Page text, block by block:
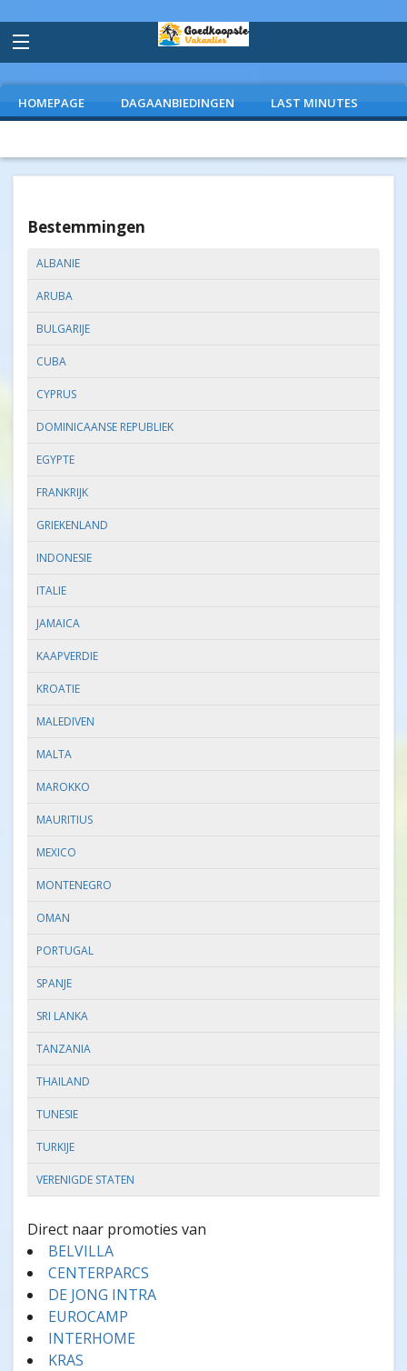
HOMEPAGE DAGAANBIEDINGEN LAST MINUTES
Bestemmingen
ALBANIE
ARUBA
BULGARIJE
CUBA
CYPRUS
DOMINICAANSE REPUBLIEK
EGYPTE
FRANKRIJK
GRIEKENLAND
INDONESIE
ITALIE
JAMAICA
KAAPVERDIE
KROATIE
MALEDIVEN
MALTA
MAROKKO
MAURITIUS
MEXICO
MONTENEGRO
OMAN
PORTUGAL
SPANJE
SRI LANKA
TANZANIA
THAILAND
TUNESIE
TURKIJE
VERENIGDE STATEN
Direct naar promoties van
BELVILLA
CENTERPARCS
DE JONG INTRA
EUROCAMP
INTERHOME
KRAS